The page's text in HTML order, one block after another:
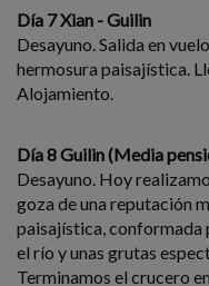
Día 7 Xian - Guilin
Desayuno. Salida en
hermosura paisajística.
Alojamiento.
Día 8 Guilin (Media
Desayuno. Hoy
goza de una reputación
paisajística, conformada
el río y unas grutas
Terminamos el crucero